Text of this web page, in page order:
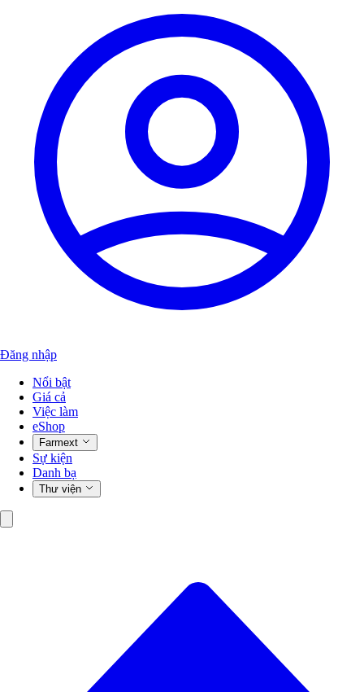
Đăng nhập
Nổi bật
Giá cả
Việc làm
eShop
Farmext
Sự kiện
Danh bạ
Thư viện